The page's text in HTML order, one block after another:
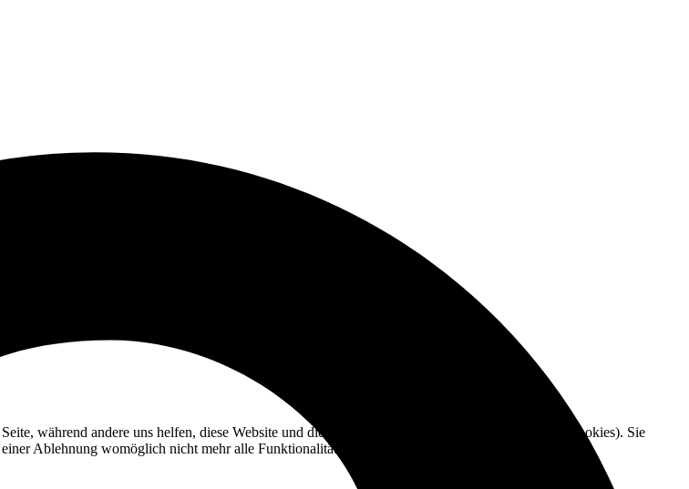
während andere uns helfen, diese Website und die Nutzererfahrung zu verbessern (Tracking Cookies). Sie
Ablehnung womöglich nicht mehr alle Funktionalitäten der Seite zur Verfügung stehen.